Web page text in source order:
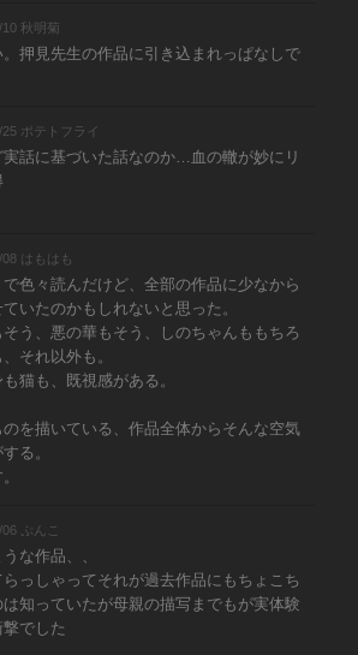
秋明菊
押見先生の作品に引き込まれっぱなしで
ポテトフライ
話に基づいた話なのか…血の轍が妙にリ
はもはも
色々読んだけど、全部の作品に少なから
いたのかもしれないと思った。
う、悪の華もそう、しのちゃんももちろ
それ以外も。
猫も、既視感がある。
を描いている、作品全体からそんな空気
る。
ぷんこ
な作品、、
っしゃってそれが過去作品にもちょこち
知っていたが母親の描写までもが実体験
でした